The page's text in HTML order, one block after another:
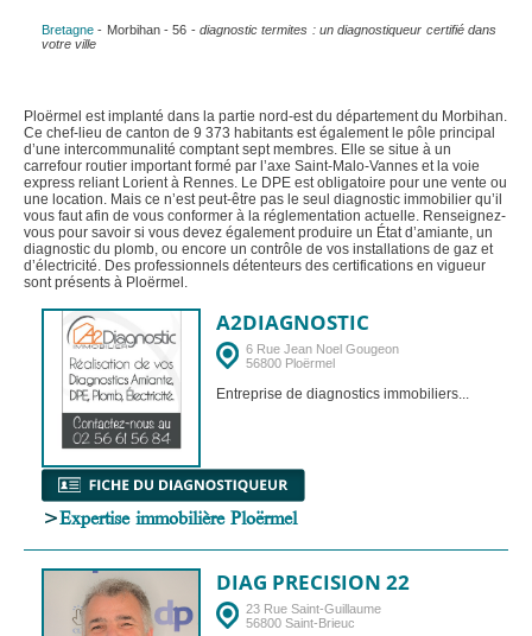
Bretagne - Morbihan - 56 - diagnostic termites : un diagnostiqueur certifié dans
votre ville
Ploërmel est implanté dans la partie nord-est du département du Morbihan.
Ce chef-lieu de canton de 9 373 habitants est également le pôle principal
d’une intercommunalité comptant sept membres. Elle se situe à un
carrefour routier important formé par l’axe Saint-Malo-Vannes et la voie
express reliant Lorient à Rennes. Le DPE est obligatoire pour une vente ou
une location. Mais ce n’est peut-être pas le seul diagnostic immobilier qu’il
vous faut afin de vous conformer à la réglementation actuelle. Renseignez-
vous pour savoir si vous devez également produire un État d’amiante, un
diagnostic du plomb, ou encore un contrôle de vos installations de gaz et
d’électricité. Des professionnels détenteurs des certifications en vigueur
sont présents à Ploërmel.
A2DIAGNOSTIC
6 Rue Jean Noel Gougeon
56800 Ploërmel
Entreprise de diagnostics immobiliers...
>Expertise immobilière Ploërmel
DIAG PRECISION 22
23 Rue Saint-Guillaume
56800 Saint-Brieuc